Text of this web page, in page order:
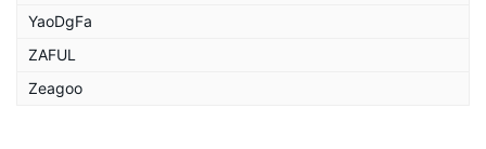
YaoDgFa
ZAFUL
Zeagoo